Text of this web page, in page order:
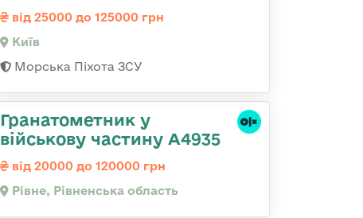
від 25000 до 125000 грн
Київ
Морська Піхота ЗСУ
Гранатометник у
військову частину А4935
від 20000 до 120000 грн
Рівне, Рівненська область